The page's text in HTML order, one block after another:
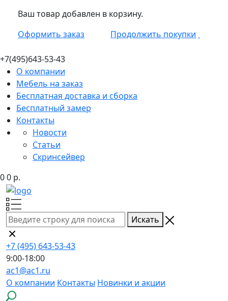
Ваш товар добавлен в корзину.
Оформить заказ
Продолжить покупки
+7(495)643-53-43
О компании
Мебель на заказ
Бесплатная доставка и сборка
Бесплатный замер
Контакты
Новости
Статьи
Скринсейвер
00 р.
Искать
+7 (495) 643-53-43
9:00-18:00
ac1@ac1.ru
О компании Контакты Новинки и акции